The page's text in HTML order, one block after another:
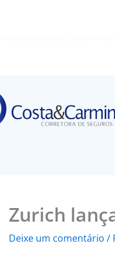
Zurich
Deixe um comentário /